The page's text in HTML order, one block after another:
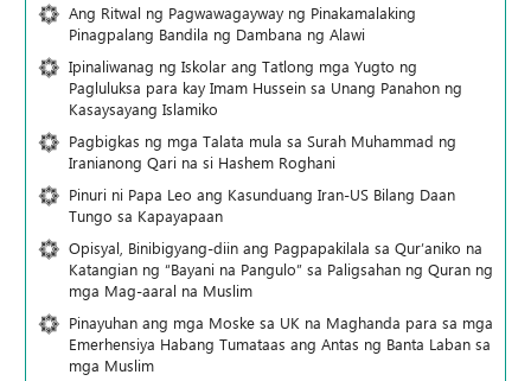
Ang Ritwal ng Pagwawagayway ng Pinakamalaking
Pinagpalang Bandila ng Dambana ng Alawi
Ipinaliwanag ng Iskolar ang Tatlong mga Yugto ng
Pagluluksa para kay Imam Hussein sa Unang Panahon ng
Kasaysayang Islamiko
Pagbigkas ng mga Talata mula sa Surah Muhammad ng
Iranianong Qari na si Hashem Roghani
Pinuri ni Papa Leo ang Kasunduang Iran-US Bilang Daan
Tungo sa Kapayapaan
Opisyal, Binibigyang-diin ang Pagpapakilala sa Qur’aniko na
Katangian ng “Bayani na Pangulo” sa Paligsahan ng Quran ng
mga Mag-aaral na Muslim
Pinayuhan ang mga Moske sa UK na Maghanda para sa mga
Emerhensiya Habang Tumataas ang Antas ng Banta Laban sa
mga Muslim